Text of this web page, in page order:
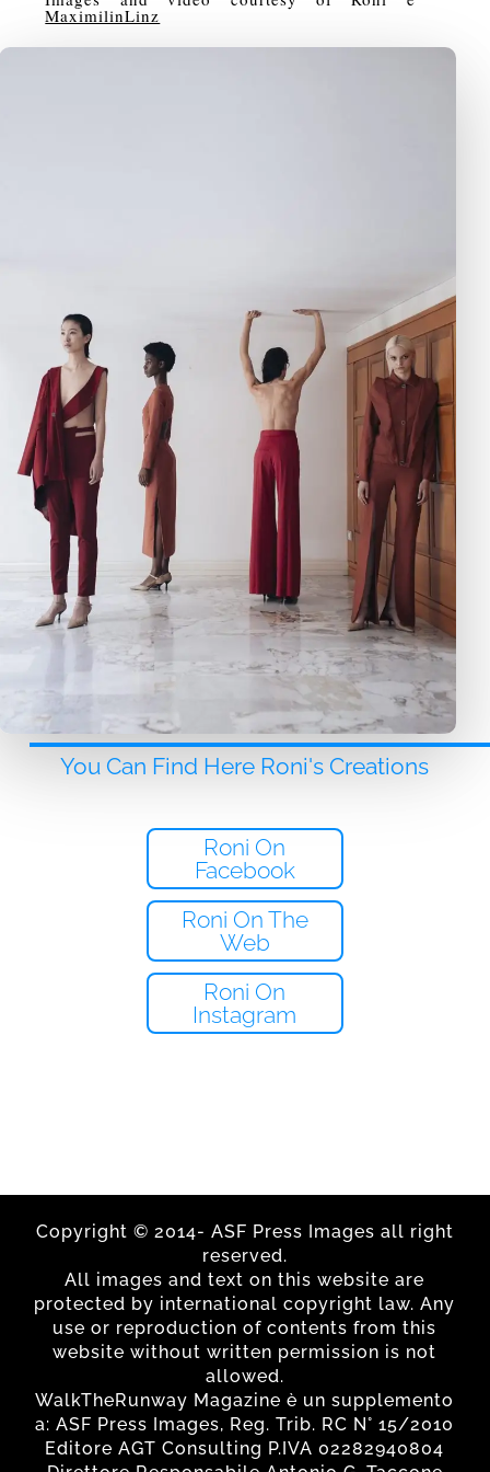
MaximilinLinz
You Can Find Here Roni's Creations
Roni On
Facebook
Roni On The
Web
Roni On
Instagram
Copyright © 2014- ASF Press Images all right
reserved.
All images and text on this website are
protected by international copyright law. Any
use or reproduction of contents from this
website without written permission is not
allowed.
WalkTheRunway Magazine è un supplemento
a: ASF Press Images, Reg. Trib. RC N° 15/2010
Editore AGT Consulting P.IVA 02282940804